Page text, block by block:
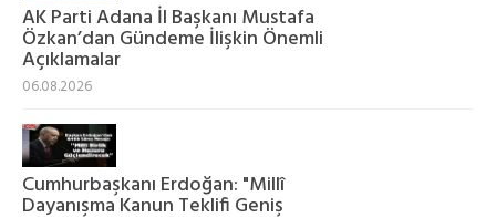
AK Parti Adana İl Başkanı Mustafa
Özkan’dan Gündeme İlişkin Önemli
Açıklamalar
06.08.2026
Cumhurbaşkanı Erdoğan: "Millî
Dayanışma Kanun Teklifi Geniş